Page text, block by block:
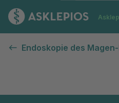
Zur
Endoskopie des